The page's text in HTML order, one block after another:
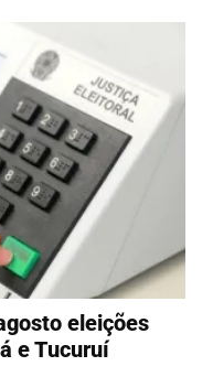
eleições
e Tucuruí